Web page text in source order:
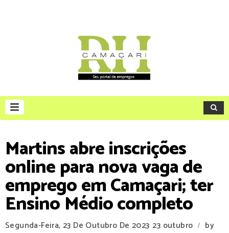
Martins abre inscrições
online para nova vaga de
emprego em Camaçari; ter
Ensino Médio completo
Segunda-Feira, 23 De Outubro De 2023 23 outubro /
by